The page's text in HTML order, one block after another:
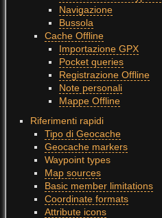
Navigazione
Bussola
Cache Offline
Importazione GPX
Pocket queries
Registrazione Offline
Note personali
Mappe Offline
Riferimenti rapidi
Tipo di Geocache
Geocache markers
Waypoint types
Map sources
Basic member limitations
Coordinate formats
Attribute icons